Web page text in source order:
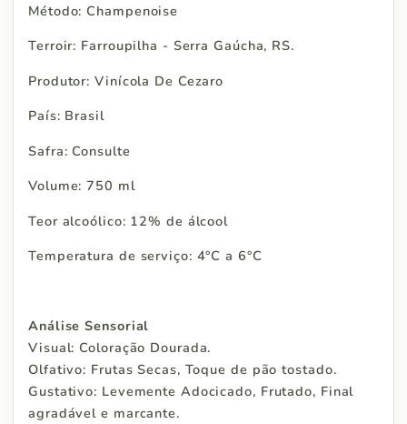
Método: Champenoise
Terroir: Farroupilha - Serra Gaúcha, RS.
Produtor: Vinícola De Cezaro
País: Brasil
Safra: Consulte
Volume: 750 ml
Teor alcoólico: 12% de álcool
Temperatura de serviço: 4°C a 6°C
Análise Sensorial
Visual: Coloração Dourada.
Olfativo: Frutas Secas, Toque de pão tostado.
Gustativo: Levemente Adocicado, Frutado, Final
agradável e marcante.